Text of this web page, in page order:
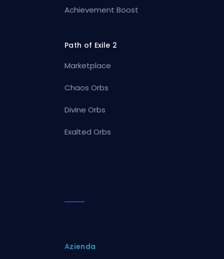
Achievement Boost
Path of Exile 2
Marketplace
Chaos Orbs
Divine Orbs
Exalted Orbs
Azienda